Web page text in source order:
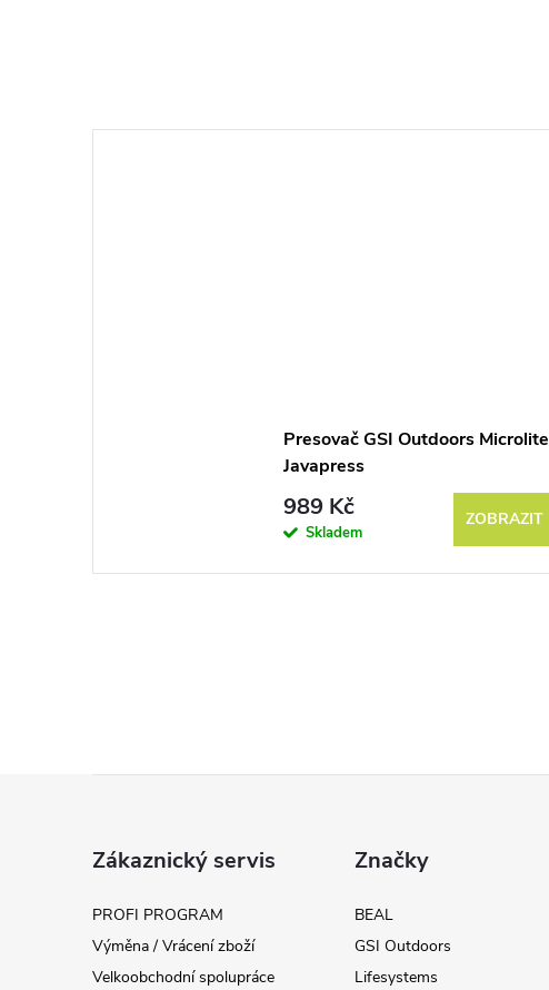
Presovač GSI Outdoors Microlite
Javapress
989 Kč
Skladem
ZOBRAZIT
Zákaznický servis
PROFI PROGRAM
Výměna / Vrácení zboží
Velkoobchodní spolupráce
Značky
BEAL
GSI Outdoors
Lifesystems